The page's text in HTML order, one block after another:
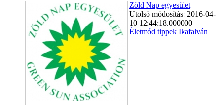
Zöld Nap egyesület
Utolsó módosítás: 2016-04-
10 12:44:18.000000
Életmód tippek Ikafalván